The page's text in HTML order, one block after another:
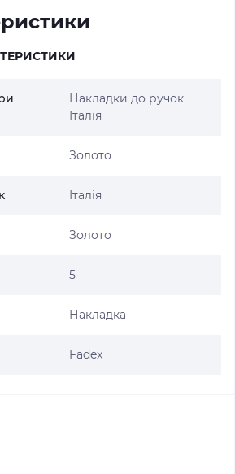
Накладки до ручок
Італія
Золото
Італія
Золото
5
Накладка
Fadex